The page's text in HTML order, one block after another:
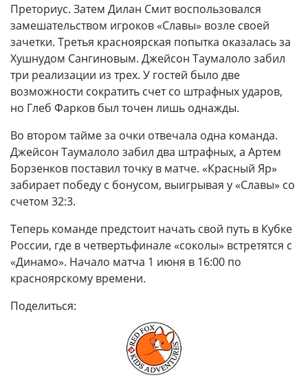
Преториус. Затем Дилан Смит воспользовался
замешательством игроков «Славы» возле своей
зачетки. Третья красноярская попытка оказалась за
Хушнудом Сангиновым. Джейсон Таумалоло забил
три реализации из трех. У гостей было две
возможности сократить счет со штрафных ударов,
но Глеб Фарков был точен лишь однажды.
Во втором тайме за очки отвечала одна команда.
Джейсон Таумалоло забил два штрафных, а Артем
Борзенков поставил точку в матче. «Красный Яр»
забирает победу с бонусом, выигрывая у «Славы» со
счетом 32:3.
Теперь команде предстоит начать свой путь в Кубке
России, где в четвертьфинале «соколы» встретятся с
«Динамо». Начало матча 1 июня в 16:00 по
красноярскому времени.
Поделиться: